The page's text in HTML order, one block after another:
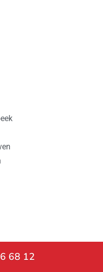
68 12